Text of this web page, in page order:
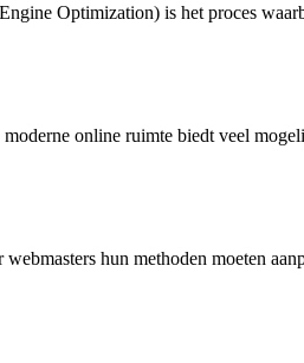
Optimization) is het proces
online ruimte biedt veel
hun methoden moeten